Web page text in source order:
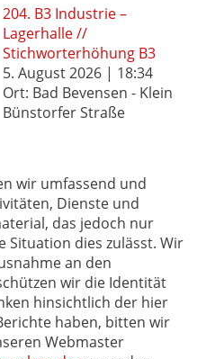
204. B3 Industrie –
Lagerhalle //
Stichworterhöhung B3
5. August 2026 | 18:34
Ort: Bad Bevensen - Klein
Bünstorfer Straße
wir umfassend und
Dienste und
das jedoch nur
Situation dies zulässt. Wir
an den
wir die Identität
hinsichtlich der hier
haben, bitten wir
Webmaster